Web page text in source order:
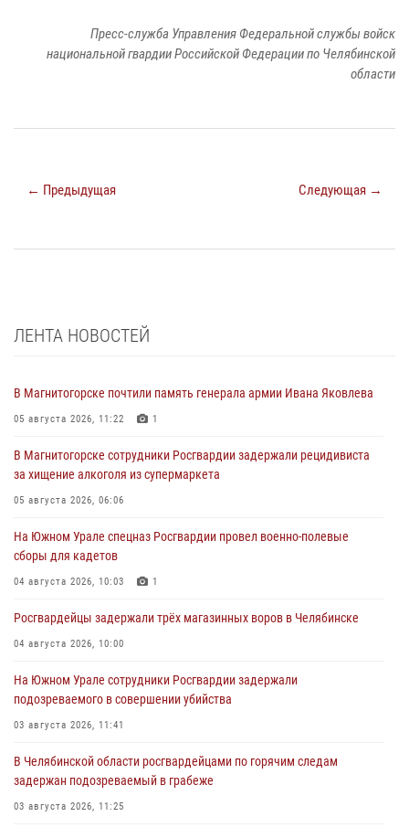
Пресс-служба Управления Федеральной службы войск
национальной гвардии Российской Федерации по Челябинской
области
← Предыдущая Следующая →
ЛЕНТА НОВОСТЕЙ
В Магнитогорске почтили память генерала армии Ивана Яковлева
05 августа 2026, 11:22 1
В Магнитогорске сотрудники Росгвардии задержали рецидивиста
за хищение алкоголя из супермаркета
05 августа 2026, 06:06
На Южном Урале спецназ Росгвардии провел военно-полевые
сборы для кадетов
04 августа 2026, 10:03 1
Росгвардейцы задержали трёх магазинных воров в Челябинске
04 августа 2026, 10:00
На Южном Урале сотрудники Росгвардии задержали
подозреваемого в совершении убийства
03 августа 2026, 11:41
В Челябинской области росгвардейцами по горячим следам
задержан подозреваемый в грабеже
03 августа 2026, 11:25